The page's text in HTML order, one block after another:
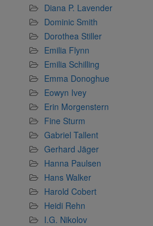
Diana P. Lavender
Dominic Smith
Dorothea Stiller
Emilia Flynn
Emilia Schilling
Emma Donoghue
Eowyn Ivey
Erin Morgenstern
Fine Sturm
Gabriel Tallent
Gerhard Jäger
Hanna Paulsen
Hans Walker
Harold Cobert
Heidi Rehn
I.G. Nikolov